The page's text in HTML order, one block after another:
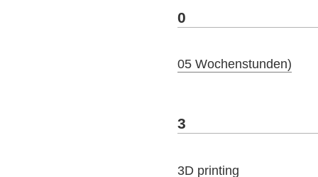
0
05 Wochenstunden)
3
3D printing